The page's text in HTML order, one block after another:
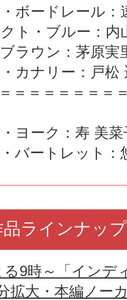
ボードレール：
ト・ブルー：内
ラウン：茅原実
カナリー：戸松
＝＝＝＝＝＝＝
ヨーク：寿 美菜
バートレット：
品ラインナップ
る9時～「インデ
拡大・本編ノー